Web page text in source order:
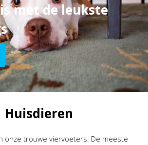
met de leukste
Huisdieren
onze trouwe viervoeters. De meeste